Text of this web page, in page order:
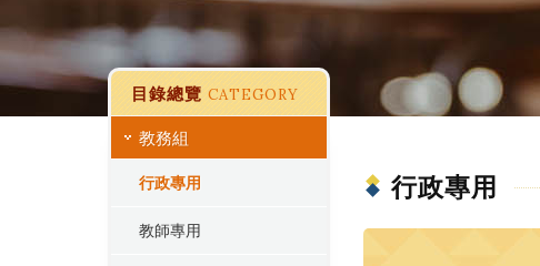
目錄總覽 CATEGORY
教務組
行政專用
教師專用
行政專用